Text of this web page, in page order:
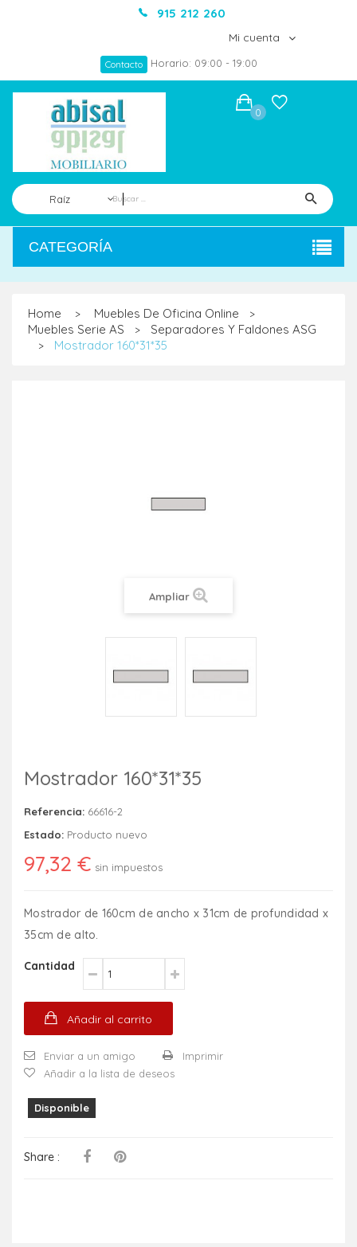
915 212 260
Mi cuenta
Contacto Horario: 09:00 - 19:00
Raíz
0
CATEGORÍA
Home > Muebles De Oficina Online >
Muebles Serie AS > Separadores Y Faldones ASG
> Mostrador 160*31*35
Ampliar
Mostrador 160*31*35
Referencia: 66616-2
Estado: Producto nuevo
97,32 € sin impuestos
Mostrador de 160cm de ancho x 31cm de profundidad x
35cm de alto.
Cantidad
Añadir al carrito
Enviar a un amigo
Imprimir
Añadir a la lista de deseos
Disponible
Share :